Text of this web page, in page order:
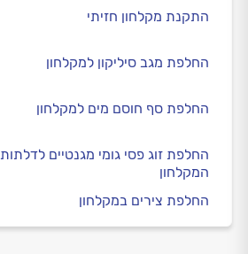
התקנת מקלחון חזיתי
החלפת מגב סיליקון למקלחון
החלפת סף חוסם מים למקלחון
החלפת זוג פסי גומי מגנטיים לדלתות
המקלחון
החלפת צירים במקלחון